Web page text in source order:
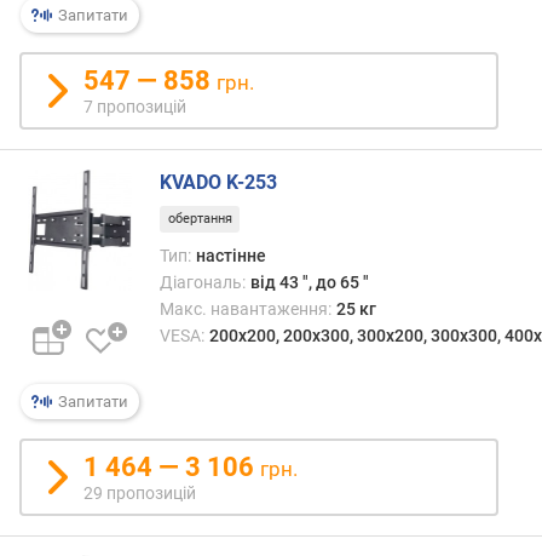
н
а
л
ь
(
"
м
а
и
м
л
е
а
Запитати
547 — 858 грн.
7 пропозицій
Запитати
KVADO K-253
обертання
Тип: настінне
Діагональ: від 43 ", до 65 "
Макс. навантаження: 25 кг
VESA: 200x200, 200х300, 300x200, 300x300,
1 464 — 3 106 грн.
29 пропозицій